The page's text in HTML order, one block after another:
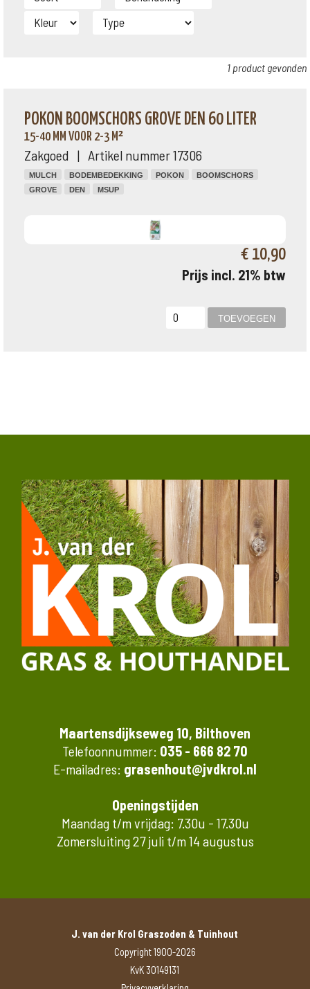
1 product gevonden
POKON BOOMSCHORS GROVE DEN 60 LITER
15-40 MM VOOR 2-3 M²
Zakgoed | Artikel nummer 17306
MULCH BODEMBEDEKKING POKON
BOOMSCHORS
GROVE
DEN MSUP
€ 10,90
Prijs incl. 21% btw
Maartensdijkseweg 10, Bilthoven
Telefoonnummer: 035 - 666 82 70
E-mailadres: grasenhout@jvdkrol.nl
Openingstijden
Maandag t/m vrijdag: 7.30u - 17.30u
Zomersluiting 27 juli t/m 14 augustus
J. van der Krol Graszoden & Tuinhout
Copyright 1900-2026
KvK 30149131